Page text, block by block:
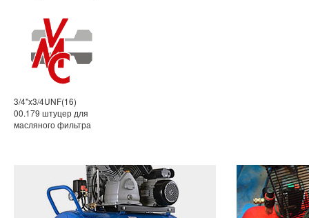
3/4"x3/4UNF(16)
00.179 штуцер для
масляного фильтра